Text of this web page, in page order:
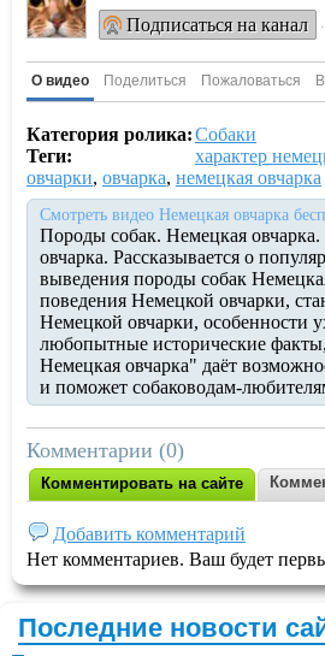
Подписаться на канал
О видео Поделиться Пожаловаться
Категория ролика:Собаки
Теги:
характер
овчарки, овчарка, немецкая овчарка
Смотреть видео Немецкая овчарка
Породы собак. Немецкая
овчарка. Рассказывается о
выведения породы собак
поведения Немецкой овчарки,
Немецкой овчарки, особенности
любопытные исторические
Немецкая овчарка" даёт
и поможет собаководам-
Комментарии (0)
Комментировать на сайте
Добавить комментарий
Нет комментариев. Ваш будет
Последние новости